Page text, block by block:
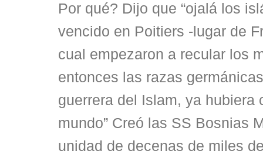
Por qué? Dijo que “ojalá los
vencido en Poitiers -lugar de
cual empezaron a recular los
entonces las razas
guerrera del Islam, ya hubiera
mundo” Creó las SS Bosnias
unidad de decenas de miles